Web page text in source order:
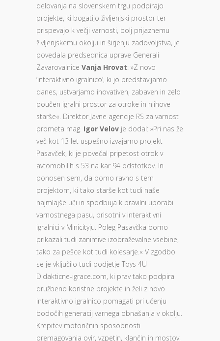
delovanja na slovenskem trgu podpirajo
projekte, ki bogatijo življenjski prostor ter
prispevajo k večji varnosti, bolj prijaznemu
življenjskemu okolju in širjenju zadovoljstva, je
povedala predsednica uprave Generali
Zavarovalnice Vanja Hrovat: »Z novo
‘interaktivno igralnico’, ki jo predstavljamo
danes, ustvarjamo inovativen, zabaven in zelo
poučen igralni prostor za otroke in njihove
starše«. Direktor Javne agencije RS za varnost
prometa mag. Igor Velov je dodal: »Pri nas že
več kot 13 let uspešno izvajamo projekt
Pasavček, ki je povečal pripetost otrok v
avtomobilih s 53 na kar 94 odstotkov. In
ponosen sem, da bomo ravno s tem
projektom, ki tako starše kot tudi naše
najmlajše uči in spodbuja k pravilni uporabi
varnostnega pasu, prisotni v interaktivni
igralnici v Minicityju. Poleg Pasavčka bomo
prikazali tudi zanimive izobraževalne vsebine,
tako za pešce kot tudi kolesarje.« V zgodbo
se je vključilo tudi podjetje Toys 4U
Didakticne-igrace.com, ki prav tako podpira
družbeno koristne projekte in želi z novo
interaktivno igralnico pomagati pri učenju
bodočih generacij varnega obnašanja v okolju.
Krepitev motoričnih sposobnosti
premagovanja ovir, vzpetin, klančin in mostov,